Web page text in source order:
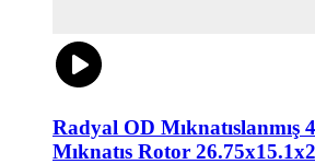
Radyal OD Mıknatıslanmış
Mıknatıs Rotor